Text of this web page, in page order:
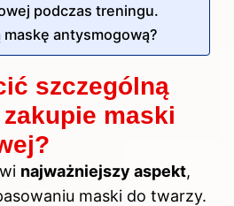
podczas treningu.
antysmogową?
szczególną
maski
najważniejszy aspekt,
maski do twarzy.